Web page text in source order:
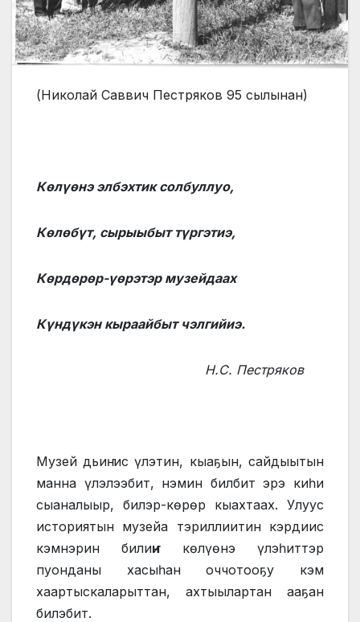
(Николай Саввич Пестряков 95 сылынан)
Көлүөнэ элбэхтик солбуллуо,
Көлөбүт, сырыыбыт түргэтиэ,
Көрдөрөр-үөрэтэр музейдаах
Күндүкэн кыраайбыт чэлгийиэ.
Н.С. Пестряков
Музей дьиҥ ис үлэтин, кыаҕын, сайдыытын
манна үлэлээбит, нэмин билбит эрэ киһи
сыаналыыр, билэр-көрөр кыахтаах. Улуус
историятын музейа тэриллиитин кэрдиис
кэмнэрин билиҥҥи көлүөнэ үлэһиттэр
пуонданы хасыһан оччотооҕу кэм
хаартыскаларыттан, ахтыылартан ааҕан
билэбит.